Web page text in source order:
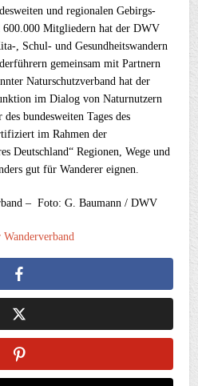
und regionalen Gebirgs-
600.000 Mitgliedern hat der DWV
, Schul- und Gesundheitswandern
gemeinsam mit Partnern
Naturschutzverband hat der
im Dialog von Naturnutzern
bundesweiten Tages des
im Rahmen der
Deutschland“ Regionen, Wege und
gut für Wanderer eignen.
– Foto: G. Baumann / DWV
Wanderverband